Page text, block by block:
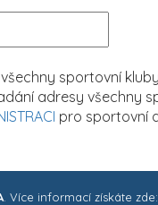
sportovní
adresy všechny
pro sportovní
. Více informací získáte zde: